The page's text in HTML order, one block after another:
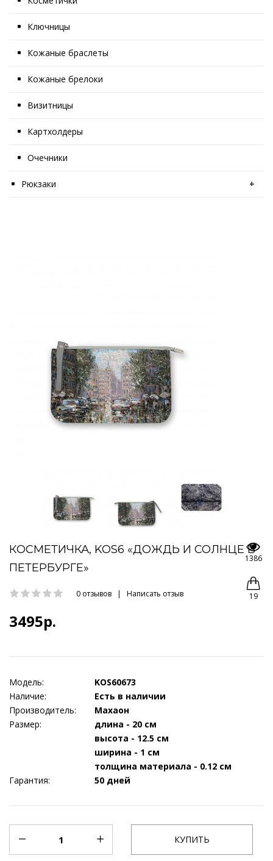
Ключницы
Кожаные браслеты
Кожаные брелоки
Визитницы
Картхолдеры
Очечники
Рюкзаки +
КОСМЕТИЧКА, KOS6 «ДОЖДЬ И СОЛНЦЕ В
ПЕТЕРБУРГЕ»
0 отзывов | Написать отзыв
3495р.
1386
19
Модель:
KOS60673
Наличие:
Есть в наличии
Производитель:
Махаон
Размер:
длина - 20 см
высота - 12.5 см
ширина - 1 см
толщина материала - 0.12 см
Гарантия:
50 дней